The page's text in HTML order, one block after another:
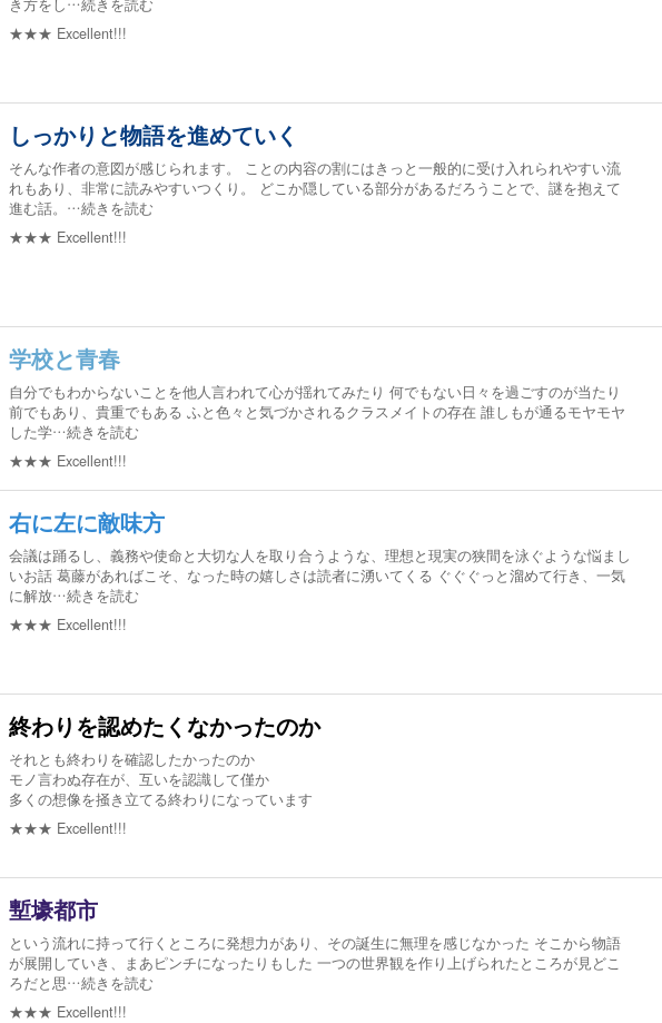
き方をし…続きを読む
★★★ Excellent!!!
しっかりと物語を進めていく
そんな作者の意図が感じられます。 ことの内容の割にはきっと一般的に受け入れられやすい流
れもあり、非常に読みやすいつくり。 どこか隠している部分があるだろうことで、謎を抱えて
進む話。 …続きを読む
★★★ Excellent!!!
学校と青春
自分でもわからないことを他人言われて心が揺れてみたり 何でもない日々を過ごすのが当たり
前でもあり、貴重でもある ふと色々と気づかされるクラスメイトの存在 誰しもが通るモヤモヤ
した学…続きを読む
★★★ Excellent!!!
右に左に敵味方
会議は踊るし、義務や使命と大切な人を取り合うような、理想と現実の狭間を泳ぐような悩まし
いお話 葛藤があればこそ、なった時の嬉しさは読者に湧いてくる ぐぐぐっと溜めて行き、一気
に解放…続きを読む
★★★ Excellent!!!
終わりを認めたくなかったのか
それとも終わりを確認したかったのか
モノ言わぬ存在が、互いを認識して僅か
多くの想像を掻き立てる終わりになっています
★★★ Excellent!!!
塹壕都市
という流れに持って行くところに発想力があり、その誕生に無理を感じなかった そこから物語
が展開していき、まあピンチになったりもした 一つの世界観を作り上げられたところが見どこ
ろだと思…続きを読む
★★★ Excellent!!!